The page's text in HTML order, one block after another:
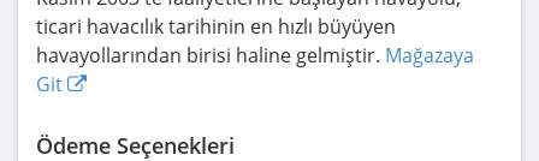
ticari havacılık tarihinin en hızlı büyüyen
havayollarından birisi haline gelmiştir. Mağazaya
Git
Ödeme Seçenekleri